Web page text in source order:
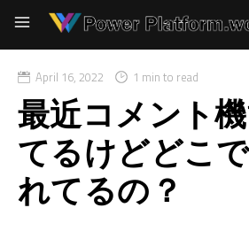
April 16, 2022 1 min to read
最近コメント
てるけどどこ
れてるの？